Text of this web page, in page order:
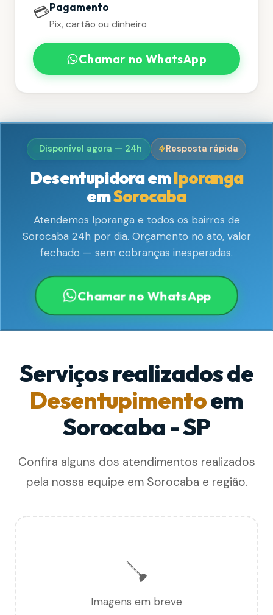
💳Pagamento
Pix, cartão ou dinheiro
Chamar no WhatsApp
Disponível agora — 24h Resposta rápida
Desentupidora emIporanga
emSorocaba
Atendemos Iporanga e todos os bairros de
Sorocaba 24h por dia. Orçamento no ato, valor
fechado — sem cobranças inesperadas.
Chamar no WhatsApp
Serviços realizados de
Desentupimentoem
Sorocaba - SP
Confira alguns dos atendimentos realizados
pela nossa equipe em Sorocaba e região.
🪠
Imagens em breve